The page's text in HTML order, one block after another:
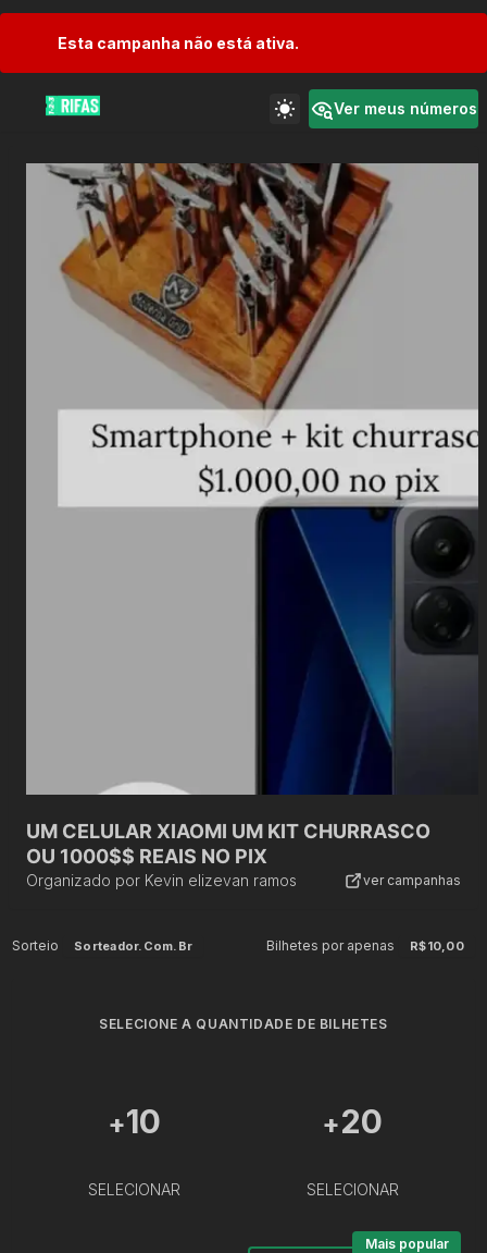
Esta campanha não está ativa.
Ver meus números
UM CELULAR XIAOMI UM KIT CHURRASCO
OU 1000$$ REAIS NO PIX
Organizado por Kevin elizevan ramos ver campanhas
Sorteio Sorteador.com.br Bilhetes por apenas R$10,00
SELECIONE A QUANTIDADE DE BILHETES
+10
SELECIONAR
+20
SELECIONAR
Mais popular